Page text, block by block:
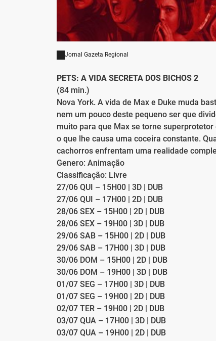
Jornal Gazeta Regional
PETS: A VIDA SECRETA DOS BICHOS 2
(84 min.)
Nova York. A vida de Max e Duke muda
nem um pouco deste pequeno ser que
muito para que Max se torne
o que lhe causa uma coceira constante.
cachorros enfrentam uma realidade
Genero: Animação
Classificação: Livre
27/06 QUI – 15H00 | 3D | DUB
27/06 QUI – 17H00 | 2D | DUB
28/06 SEX – 15H00 | 2D | DUB
28/06 SEX – 19H00 | 3D | DUB
29/06 SAB – 15H00 | 2D | DUB
29/06 SAB – 17H00 | 3D | DUB
30/06 DOM – 15H00 | 2D | DUB
30/06 DOM – 19H00 | 3D | DUB
01/07 SEG – 17H00 | 3D | DUB
01/07 SEG – 19H00 | 2D | DUB
02/07 TER – 19H00 | 2D | DUB
03/07 QUA – 17H00 | 3D | DUB
03/07 QUA – 19H00 | 2D | DUB